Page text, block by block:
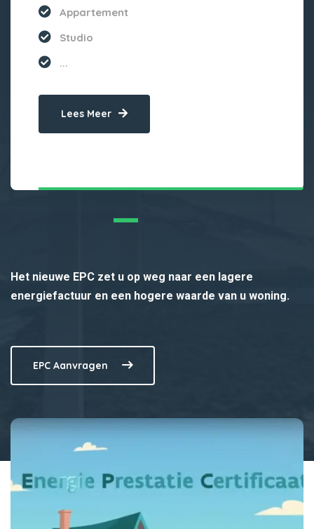
Appartement
Studio
...
Lees Meer
Het nieuwe EPC zet u op weg naar een lagere
energiefactuur en een hogere waarde van u woning.
EPC Aanvragen